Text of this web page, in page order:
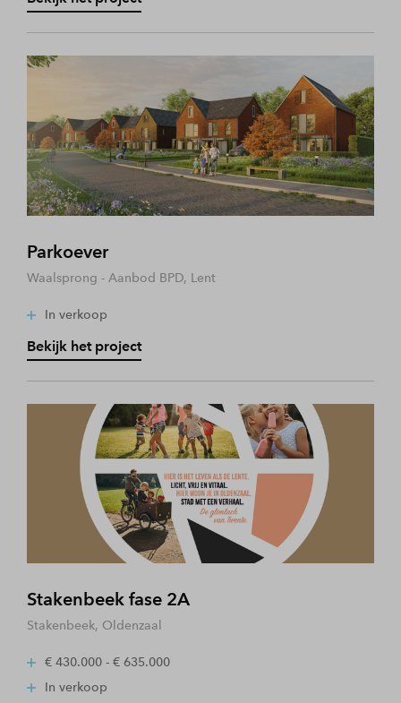
Parkoever
Waalsprong - Aanbod BPD, Lent
In verkoop
Bekijk het project
Stakenbeek fase 2A
Stakenbeek, Oldenzaal
€ 430.000 - € 635.000
In verkoop